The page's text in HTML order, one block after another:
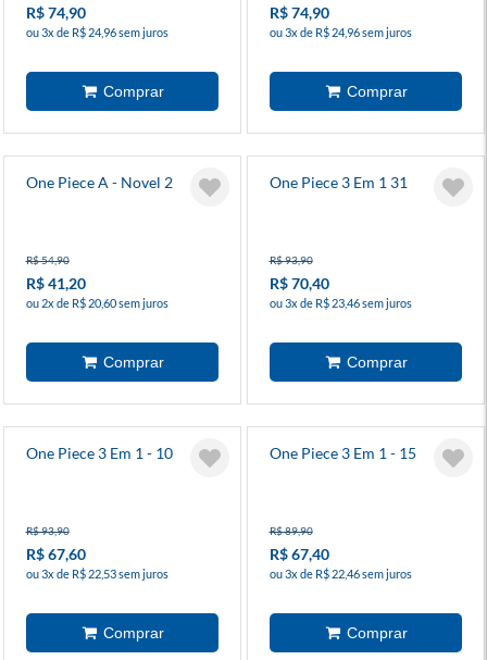
R$ 74,90
ou 3x de R$ 24,96 sem juros
R$ 74,90
ou 3x de R$ 24,96 sem juros
One Piece A - Novel 2
R$ 54,90
R$ 41,20
ou 2x de R$ 20,60 sem juros
One Piece 3 Em 1 31
R$ 93,90
R$ 70,40
ou 3x de R$ 23,46 sem juros
One Piece 3 Em 1 - 10
R$ 93,90
R$ 67,60
ou 3x de R$ 22,53 sem juros
One Piece 3 Em 1 - 15
R$ 89,90
R$ 67,40
ou 3x de R$ 22,46 sem juros